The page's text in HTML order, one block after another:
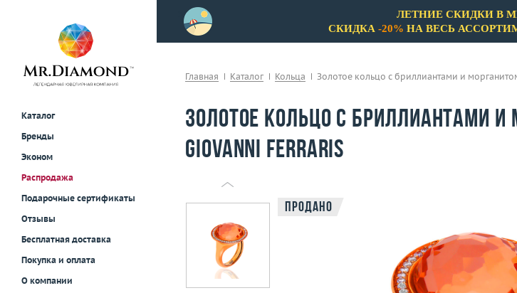
Каталог
Бренды
Эконом
Распродажа
Подарочные сертификаты
Отзывы
Бесплатная доставка
Покупка и оплата
О компании
примерки!
ЛЕТНИЕ СКИДКИ В
СКИДКА -20% НА ВЕСЬ
Главная Каталог Кольца Золотое кольцо с бриллиантами и
Золотое кольцо с бриллиантами и
Giovanni Ferraris
Продано